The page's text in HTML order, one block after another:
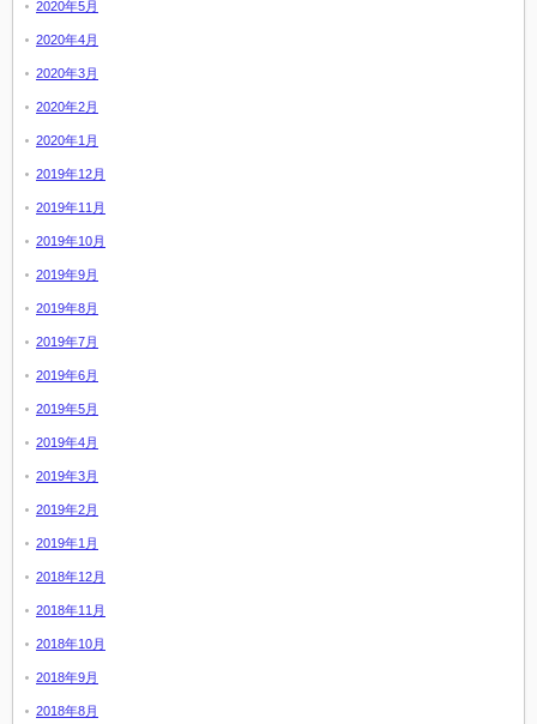
2020年5月
2020年4月
2020年3月
2020年2月
2020年1月
2019年12月
2019年11月
2019年10月
2019年9月
2019年8月
2019年7月
2019年6月
2019年5月
2019年4月
2019年3月
2019年2月
2019年1月
2018年12月
2018年11月
2018年10月
2018年9月
2018年8月